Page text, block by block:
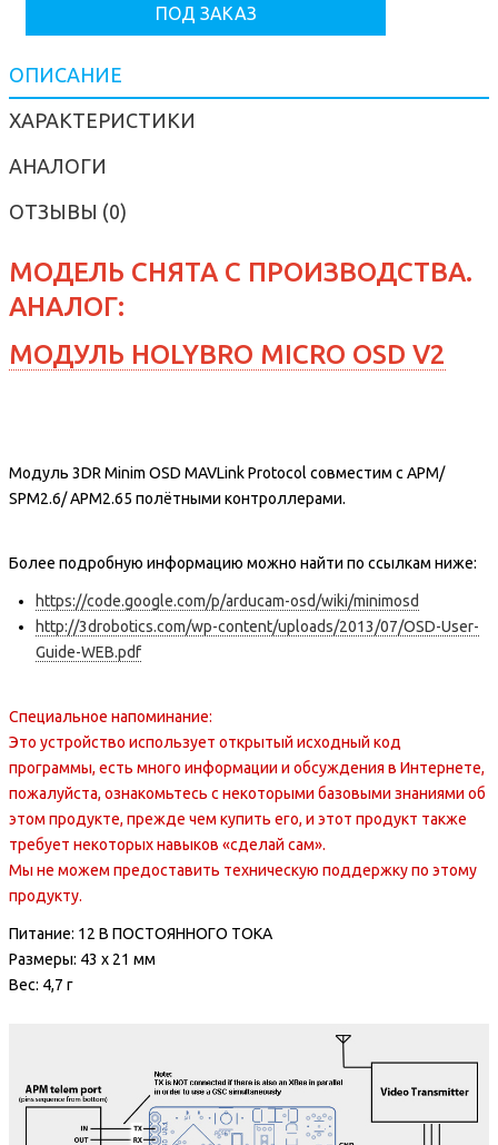
ПОД ЗАКАЗ
ОПИСАНИЕ
ХАРАКТЕРИСТИКИ
АНАЛОГИ
ОТЗЫВЫ (0)
МОДЕЛЬ СНЯТА С ПРОИЗВОДСТВА.
АНАЛОГ:
МОДУЛЬ HOLYBRO MICRO OSD V2
Модуль 3DR Minim OSD MAVLink Protocol совместим с APM/
SPM2.6/ APM2.65 полётными контроллерами.
Более подробную информацию можно найти по ссылкам ниже:
https://code.google.com/p/arducam-osd/wiki/minimosd
http://3drobotics.com/wp-content/uploads/2013/07/OSD-User-
Guide-WEB.pdf
Специальное напоминание:
Это устройство использует открытый исходный код
программы, есть много информации и обсуждения в Интернете,
пожалуйста, ознакомьтесь с некоторыми базовыми знаниями об
этом продукте, прежде чем купить его, и этот продукт также
требует некоторых навыков «сделай сам».
Мы не можем предоставить техническую поддержку по этому
продукту.
Питание: 12 В ПОСТОЯННОГО ТОКА
Размеры: 43 x 21 мм
Вес: 4,7 г